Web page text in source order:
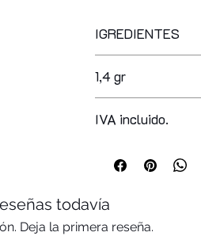
IGREDIENTES
pentaerythrityl
hydrogenated
myristate, sorbitan
tocopherol, serica,
propylparaben, bht
1,4 gr
IVA incluido.
todavía
Deja la primera reseña.